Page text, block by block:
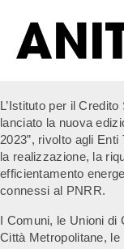
L’Istituto per il
lanciato la nuova
2023”, rivolto agli
la realizzazione, la
efficientamento
connessi al PNRR.
I Comuni, le Unioni di
Città Metropolitane,